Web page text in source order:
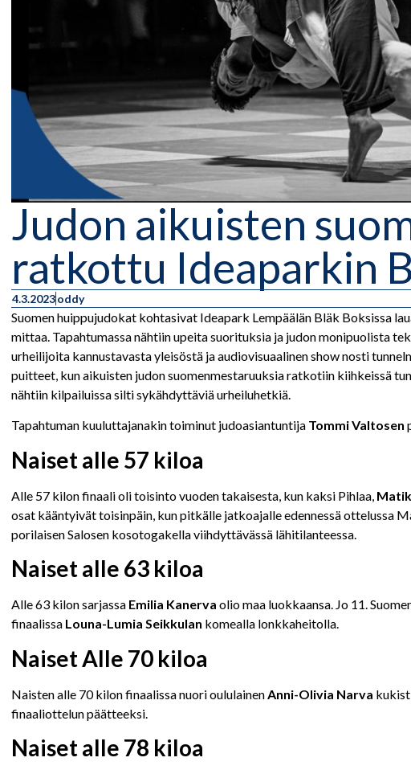
Judon aikuisten
ratkottu Ideaparkin
4.3.2023oddy
Suomen huippujudokat kohtasivat Ideapark Lempäälän Bläk Boksissa
mittaa. Tapahtumassa nähtiin upeita suorituksia ja judon monipuolista
urheilijoita kannustavasta yleisöstä ja audiovisuaalinen show nosti
puitteet, kun aikuisten judon suomenmestaruuksia ratkotiin kiihkeissä
nähtiin kilpailuissa silti sykähdyttäviä urheiluhetkiä.
Tapahtuman kuuluttajanakin toiminut judoasiantuntija Tommi Valtosen
Naiset alle 57 kiloa
Alle 57 kilon finaali oli toisinto vuoden takaisesta, kun kaksi Pihlaa,
osat kääntyivät toisinpäin, kun pitkälle jatkoajalle edennessä ottelussa
porilaisen Salosen kosotogakella viihdyttävässä lähitilanteessa.
Naiset alle 63 kiloa
Alle 63 kilon sarjassa Emilia Kanerva olio maa luokkaansa. Jo 11.
finaalissa Louna-Lumia Seikkulan komealla lonkkaheitolla.
Naiset Alle 70 kiloa
Naisten alle 70 kilon finaalissa nuori oululainen Anni-Olivia Narva
finaaliottelun päätteeksi.
Naiset alle 78 kiloa